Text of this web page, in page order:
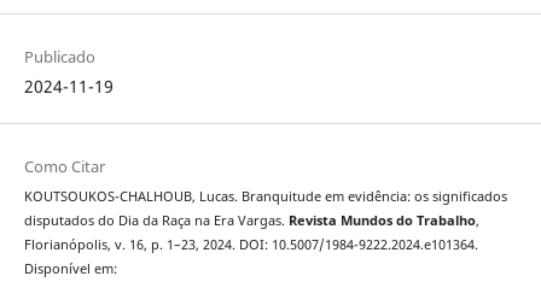
Publicado
2024-11-19
Como Citar
KOUTSOUKOS-CHALHOUB, Lucas. Branquitude em evidência: os significados
disputados do Dia da Raça na Era Vargas. Revista Mundos do Trabalho,
Florianópolis, v. 16, p. 1–23, 2024. DOI: 10.5007/1984-9222.2024.e101364.
Disponível em: